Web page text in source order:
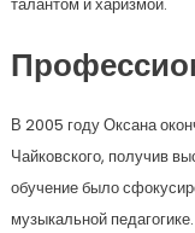
талантом и харизмой.
В 2005 году Оксана
Чайковского, получив
обучение было
музыкальной педагогике.